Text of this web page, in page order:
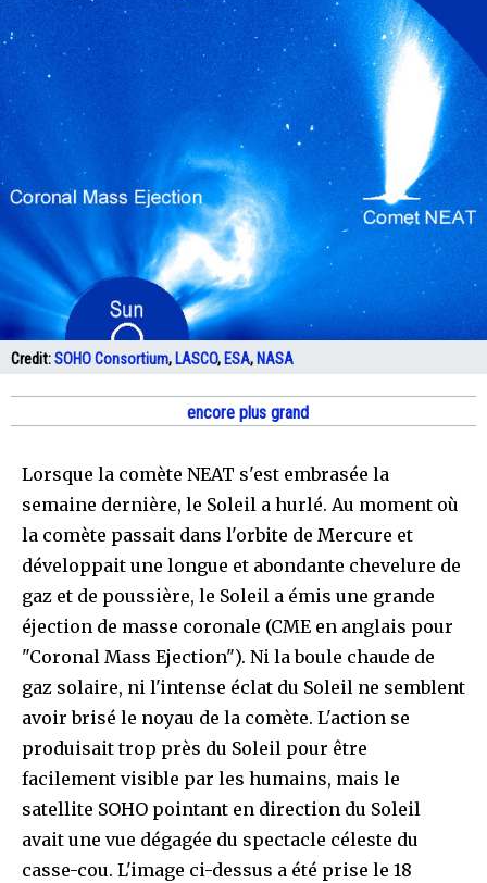
Credit:SOHO Consortium, LASCO, ESA, NASA
encore plus grand
Lorsque la comète NEAT s'est embrasée la
semaine dernière, le Soleil a hurlé. Au moment où
la comète passait dans l'orbite de Mercure et
développait une longue et abondante chevelure de
gaz et de poussière, le Soleil a émis une grande
éjection de masse coronale (CME en anglais pour
"Coronal Mass Ejection"). Ni la boule chaude de
gaz solaire, ni l'intense éclat du Soleil ne semblent
avoir brisé le noyau de la comète. L'action se
produisait trop près du Soleil pour être
facilement visible par les humains, mais le
satellite SOHO pointant en direction du Soleil
avait une vue dégagée du spectacle céleste du
casse-cou. L'image ci-dessus a été prise le 18